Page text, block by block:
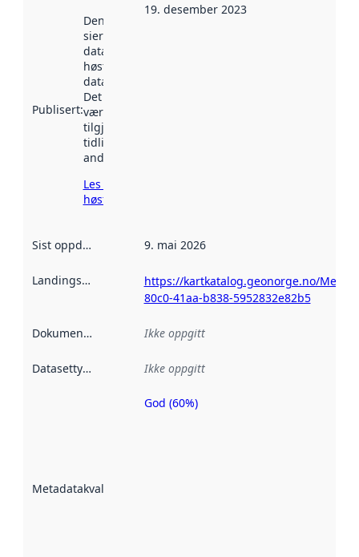
Publisert:
Denne datoen
sier når
datasettet ble
høstet av
data.norge.no.
Det kan ha
vært
tilgjengelig
tidligere
andre steder.
Les mer om
høsting her
19. desember 2023
Sist oppdatert 9. mai 2026
Landingsside
https://kartkatalog.geonorge.no/
80c0-41aa-b838-5952832e82b5
Dokumentasjon Ikke oppgitt
Datasettype Ikke oppgitt
Metadatakvalitet
Metadatakvalitet
God (60%)